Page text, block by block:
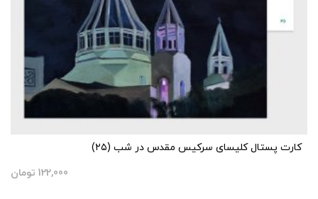
کارت پستال کلیسای سرکیس مقدس در شب (۲۵)
122,000 تومان